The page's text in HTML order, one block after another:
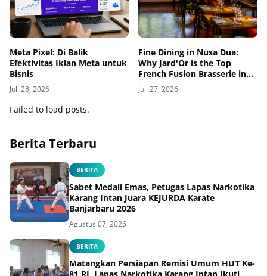
Meta Pixel: Di Balik
Efektivitas Iklan Meta untuk
Bisnis
Juli 28, 2026
Fine Dining in Nusa Dua:
Why Jard'Or is the Top
French Fusion Brasserie in
Bali
Juli 27, 2026
Failed to load posts.
Berita Terbaru
BERITA
Sabet Medali Emas, Petugas Lapas Narkotika
Karang Intan Juara KEJURDA Karate
Banjarbaru 2026
Agustus 07, 2026
BERITA
Matangkan Persiapan Remisi Umum HUT Ke-